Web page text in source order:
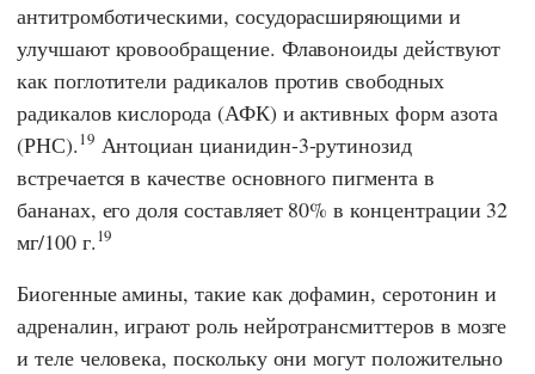
антитромботическими, сосудорасширяющими и
улучшают кровообращение. Флавоноиды действуют
как поглотители радикалов против свободных
радикалов кислорода (АФК) и активных форм азота
(РНС).19 Антоциан цианидин-3-рутинозид
встречается в качестве основного пигмента в
бананах, его доля составляет 80% в концентрации 32
мг/100 г.19
Биогенные амины, такие как дофамин, серотонин и
адреналин, играют роль нейротрансмиттеров в мозге
и теле человека, поскольку они могут положительно